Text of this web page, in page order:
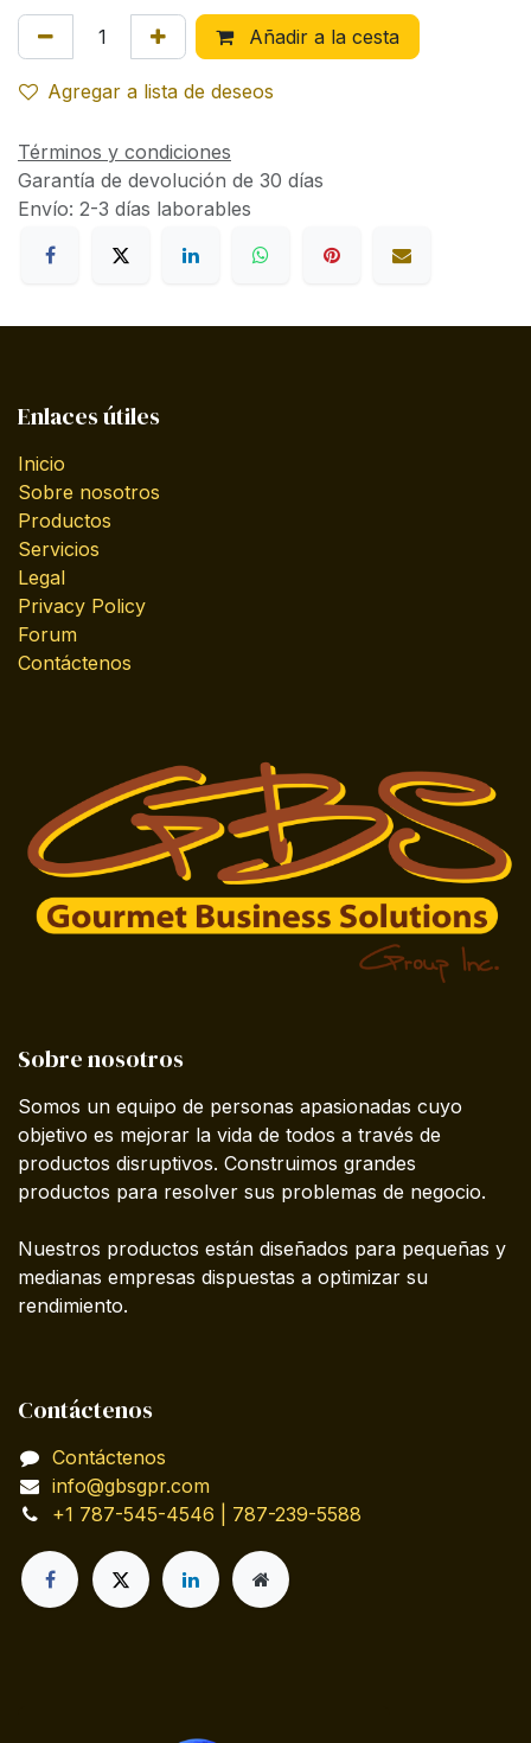
Añadir a la cesta
Agregar a lista de deseos
Términos y condiciones
Garantía de devolución de 30 días
Envío: 2-3 días laborables
Enlaces útiles
Inicio
Sobre nosotros
Productos
Servicios
Legal
Privacy Policy
Forum
Contáctenos
Sobre nosotros
Somos un equipo de personas apasionadas cuyo
objetivo es mejorar la vida de todos a través de
productos disruptivos. Construimos grandes
productos para resolver sus problemas de negocio.
Nuestros productos están diseñados para pequeñas y
medianas empresas dispuestas a optimizar su
rendimiento.
Contáctenos
Contáctenos
info@gbsgpr.com
+1 787-545-4546 | 787-239-5588